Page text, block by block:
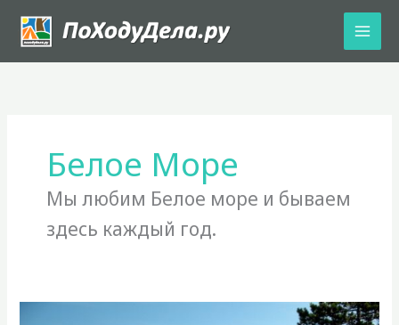
содержимому
Белое Море
Мы любим Белое море и бываем
здесь каждый год.